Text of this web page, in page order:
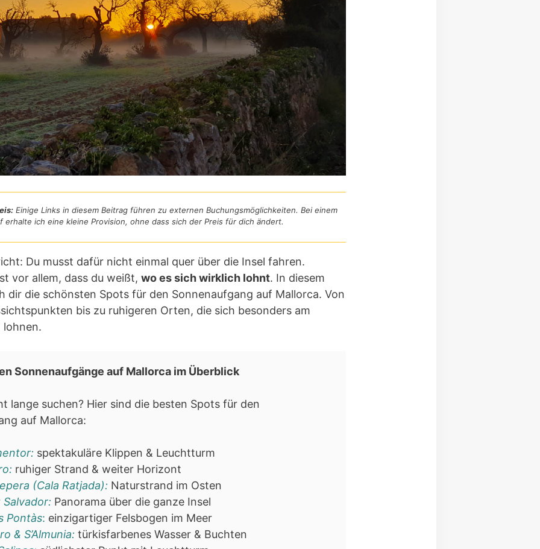
Einige Links in diesem Beitrag führen zu externen Buchungsmöglichkeiten. Bei einem
erhalte ich eine kleine Provision, ohne dass sich der Preis für dich ändert.
Du musst dafür nicht einmal quer über die Insel fahren.
vor allem, dass du weißt, wo es sich wirklich lohnt. In diesem
dir die schönsten Spots für den Sonnenaufgang auf Mallorca. Von
bis zu ruhigeren Orten, die sich besonders am
Sonnenaufgänge auf Mallorca im Überblick
lange suchen? Hier sind die besten Spots für den
auf Mallorca:
spektakuläre Klippen & Leuchtturm
ruhiger Strand & weiter Horizont
(Cala Ratjada): Naturstrand im Osten
Salvador: Panorama über die ganze Insel
Pontàs: einzigartiger Felsbogen im Meer
& S’Almunia: türkisfarbenes Wasser & Buchten